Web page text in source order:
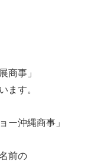
商事」
ます。
ー沖縄商事」
前の